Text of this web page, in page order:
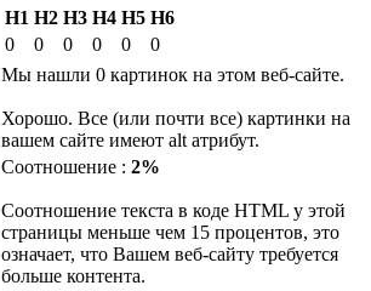
H1 H2 H3 H4 H5 H6
0
0 0 0 0 0
Мы нашли 0 картинок на этом веб-сайте.
Хорошо. Все (или почти все) картинки на
вашем сайте имеют alt атрибут.
Соотношение : 2%
Соотношение текста в коде HTML у этой
страницы меньше чем 15 процентов, это
означает, что Вашем веб-сайту требуется
больше контента.